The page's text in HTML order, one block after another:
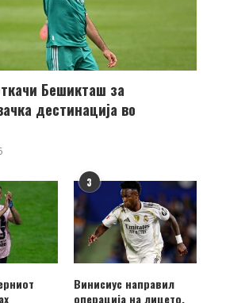
Бешикташ за
дестинација во
3
Винисиус направил
операција на лицето,